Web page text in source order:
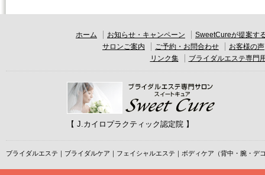
ホーム お知らせ・キャンペーン
SweetCureが提案す
サロンご案内
ご予約・お問合わせ
お客様の声
リンク集
ブライダルエステ専門
【 J.カイロプラクティック認定院 】
ブライダルエステ｜ブライダルケア｜フェイシャルエステ｜ボディケア（背中・腕・